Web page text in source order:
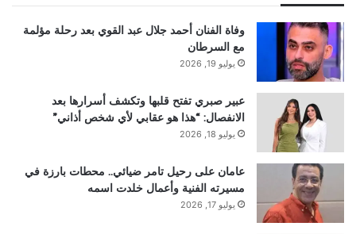
وفاة الفنان أحمد جلال عبد القوي بعد رحلة مؤلمة
مع السرطان
يوليو 19, 2026
عبير صبري تفتح قلبها وتكشف أسرارها بعد
الانفصال: “هذا هو عقابي لأي شخص أذاني”
يوليو 18, 2026
عامان على رحيل تامر ضيائي.. محطات بارزة في
مسيرته الفنية وأعمال خلدت اسمه
يوليو 17, 2026